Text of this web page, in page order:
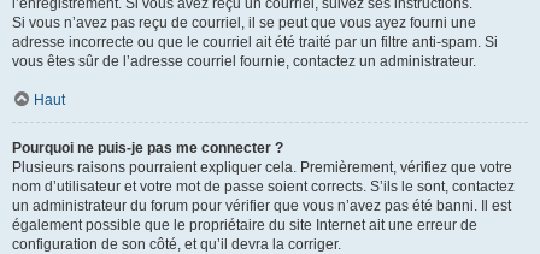
l’enregistrement. Si vous avez reçu un courriel, suivez ses instructions.
Si vous n’avez pas reçu de courriel, il se peut que vous ayez fourni une
adresse incorrecte ou que le courriel ait été traité par un filtre anti-spam. Si
vous êtes sûr de l’adresse courriel fournie, contactez un administrateur.
Haut
Pourquoi ne puis-je pas me connecter ?
Plusieurs raisons pourraient expliquer cela. Premièrement, vérifiez que votre
nom d’utilisateur et votre mot de passe soient corrects. S’ils le sont, contactez
un administrateur du forum pour vérifier que vous n’avez pas été banni. Il est
également possible que le propriétaire du site Internet ait une erreur de
configuration de son côté, et qu’il devra la corriger.